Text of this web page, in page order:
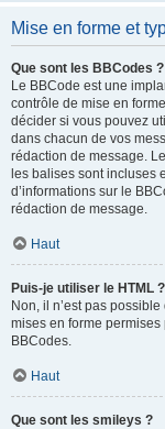
Mise en forme et
Que sont les BBCodes ?
Le BBCode est une
contrôle de mise en
décider si vous pouvez
dans chacun de vos
rédaction de message.
les balises sont incluses
d’informations sur le
rédaction de message.
Haut
Puis-je utiliser le HTML ?
Non, il n’est pas
mises en forme
BBCodes.
Haut
Que sont les smileys ?